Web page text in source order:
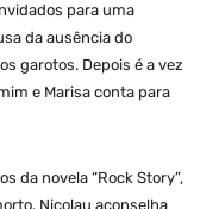
para uma
da ausência do
garotos. Depois é a vez
e Marisa conta para
da novela “Rock Story”,
Nicolau aconselha